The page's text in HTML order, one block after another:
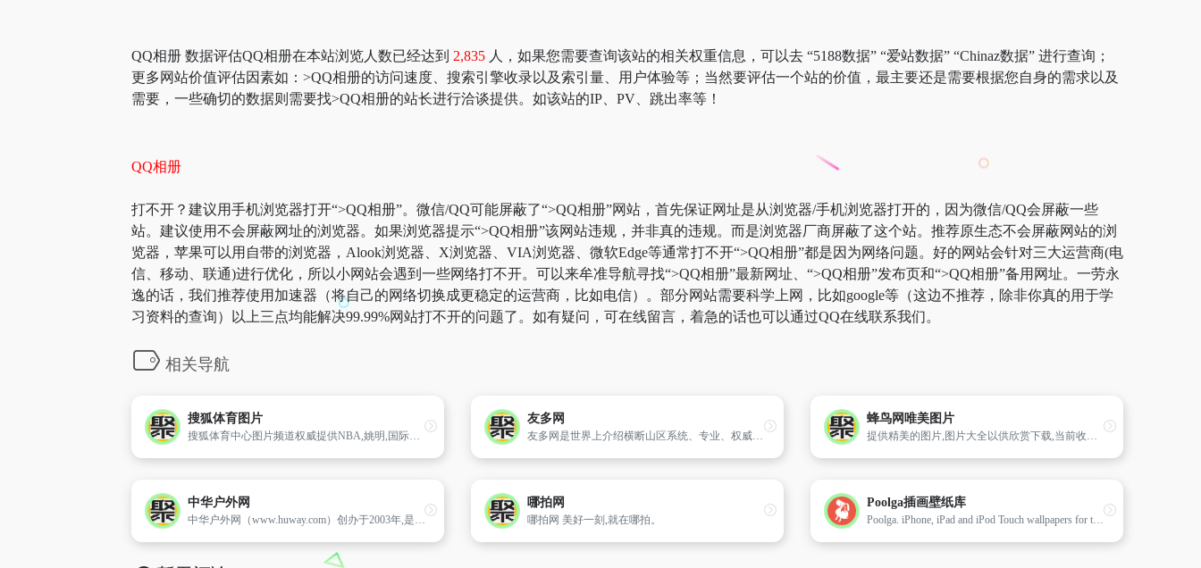
QQ相册 数据评估QQ相册在本站浏览人数已经达到 2,835 人，如果您需要查询该站的相关权重信息，可以去 “5188数据” “爱站数据” “Chinaz数据” 进行查询；
更多网站价值评估因素如：>QQ相册的访问速度、搜索引擎收录以及索引量、用户体验等；当然要评估一个站的价值，最主要还是需要根据您自身的需求以及
需要，一些确切的数据则需要找>QQ相册的站长进行洽谈提供。如该站的IP、PV、跳出率等！
QQ相册
打不开？建议用手机浏览器打开“>QQ相册”。微信/QQ可能屏蔽了“>QQ相册”网站，首先保证网址是从浏览器/手机浏览器打开的，因为微信/QQ会屏蔽一些
站。建议使用不会屏蔽网址的浏览器。如果浏览器提示“>QQ相册”该网站违规，并非真的违规。而是浏览器厂商屏蔽了这个站。推荐原生态不会屏蔽网站的浏
览器，苹果可以用自带的浏览器，Alook浏览器、X浏览器、VIA浏览器、微软Edge等通常打不开“>QQ相册”都是因为网络问题。好的网站会针对三大运营商(电
信、移动、联通)进行优化，所以小网站会遇到一些网络打不开。可以来牟准导航寻找“>QQ相册”最新网址、“>QQ相册”发布页和“>QQ相册”备用网址。一劳永
逸的话，我们推荐使用加速器（将自己的网络切换成更稳定的运营商，比如电信）。部分网站需要科学上网，比如google等（这边不推荐，除非你真的用于学
习资料的查询）以上三点均能解决99.99%网站打不开的问题了。如有疑问，可在线留言，着急的话也可以通过QQ在线联系我们。
相关导航
搜狐体育图片
搜狐体育中心图片频道权威提供NBA,姚明,国际足球,国内足球,综合体育等各类赛事图片,同时,还提供各种赛事周边花边,花絮图片,各种体育美女写真等体育图片资讯,全方位提供各种体育图片咨询
友多网
友多网是世界上介绍横断山区系统、专业、权威的网站,内容包括中国西部的甘孜州、阿坝州、大凉山、滇西北、藏东南等地的旅游、地理、文化资讯。
蜂鸟网唯美图片
提供精美的图片,图片大全以供欣赏下载,当前收集千万张给类图片。
中华户外网
中华户外网（www.huway.com）创办于2003年,是目前中国综合实力强的户外行业门户网站。
哪拍网
哪拍网 美好一刻,就在哪拍。
Poolga插画壁纸库
Poolga. iPhone, iPad and iPod Touch wallpapers for the rest of us.